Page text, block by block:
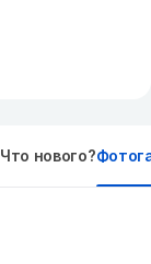
Что нового?